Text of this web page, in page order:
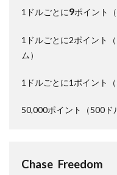
1ドルごとに9ポイント
1ドルごとに2ポイント
ム）
1ドルごとに1ポイント（
50,000ポイント（500ド
Chase Freedom